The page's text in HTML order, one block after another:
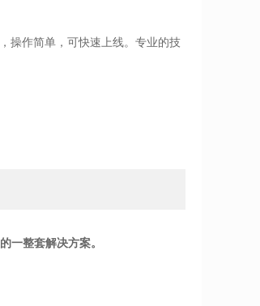
操作简单，可快速上线。专业的技
一整套解决方案。